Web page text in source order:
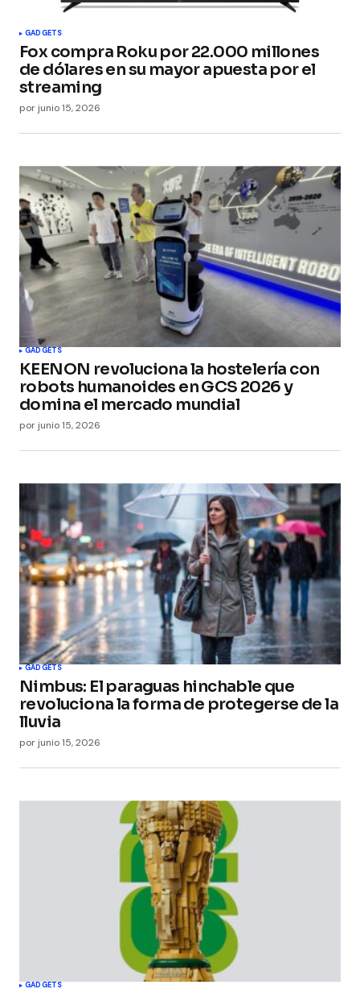
GADGETS
Fox compra Roku por 22.000 millones
de dólares en su mayor apuesta por el
streaming
por junio 15, 2026
GADGETS
KEENON revoluciona la hostelería con
robots humanoides en GCS 2026 y
domina el mercado mundial
por junio 15, 2026
GADGETS
Nimbus: El paraguas hinchable que
revoluciona la forma de protegerse de la
lluvia
por junio 15, 2026
GADGETS